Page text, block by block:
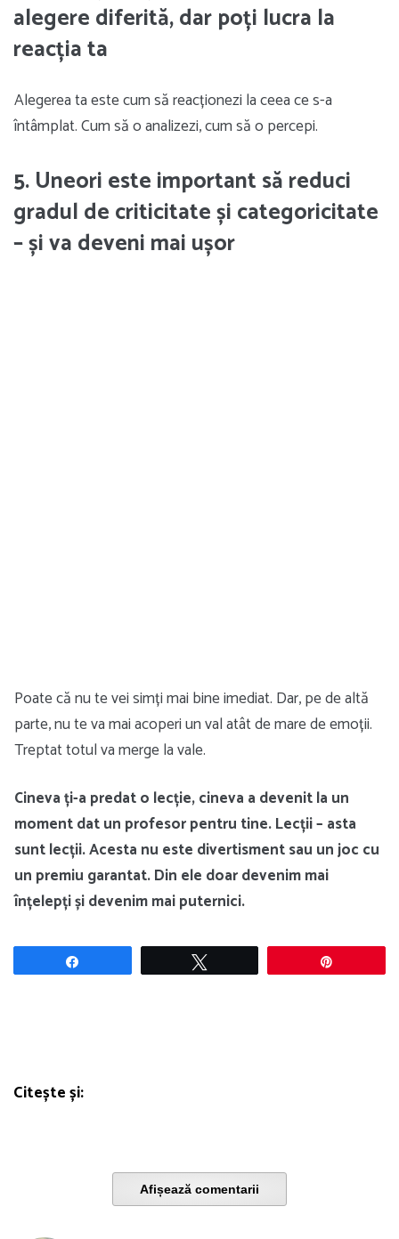
alegere diferită, dar poți lucra la
reacția ta
Alegerea ta este cum să reacționezi la ceea ce s-a
întâmplat. Cum să o analizezi, cum să o percepi.
5. Uneori este important să reduci
gradul de criticitate și categoricitate
– și va deveni mai ușor
Poate că nu te vei simți mai bine imediat. Dar, pe de altă
parte, nu te va mai acoperi un val atât de mare de emoții.
Treptat totul va merge la vale.
Cineva ți-a predat o lecție, cineva a devenit la un
moment dat un profesor pentru tine. Lecții – asta
sunt lecții. Acesta nu este divertisment sau un joc cu
un premiu garantat. Din ele doar devenim mai
înțelepți și devenim mai puternici.
Citește și:
Afișează comentarii